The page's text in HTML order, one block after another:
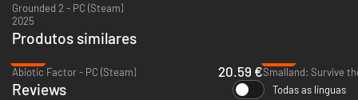
Uncover the mysteries while playing through the story!
How did you wind up so small? Who did this to you? How do you go home?
These are all answers you will uncover as you play through the story.
Grounded 2 - PC (Steam)
2025
Produtos similares
Abiotic Factor - PC (Steam)
20.59 €Smalland: Survive
Reviews Todas as línguas